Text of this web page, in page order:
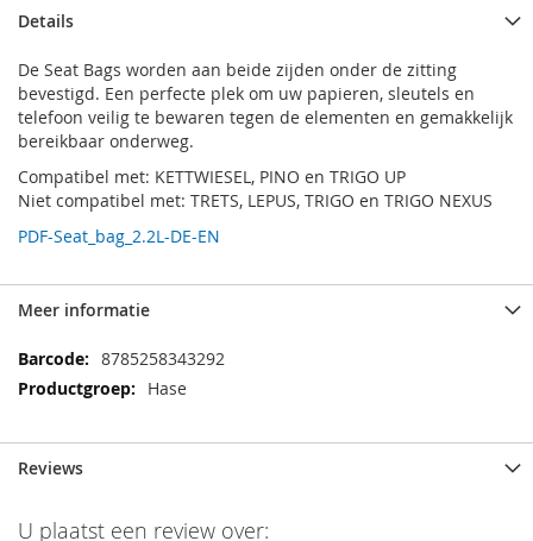
Details
De Seat Bags worden aan beide zijden onder de zitting
bevestigd. Een perfecte plek om uw papieren, sleutels en
telefoon veilig te bewaren tegen de elementen en gemakkelijk
bereikbaar onderweg.
Compatibel met: KETTWIESEL, PINO en TRIGO UP
Niet compatibel met: TRETS, LEPUS, TRIGO en TRIGO NEXUS
PDF-Seat_bag_2.2L-DE-EN
Meer informatie
Meer
informatie
8785258343292
Hase
Reviews
U plaatst een review over: